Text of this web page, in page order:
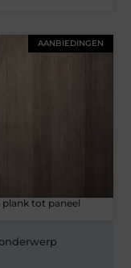
AANBIEDINGEN
tot paneel